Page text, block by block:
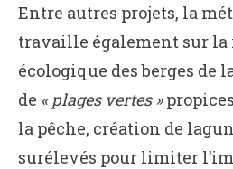
Entre autres projets, la
travaille également sur la
écologique des berges de
de « plages vertes »
la pêche, création de
surélevés pour limiter